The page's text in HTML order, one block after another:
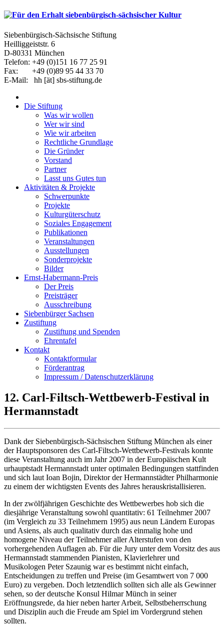
Siebenbürgisch-Sächsische Stiftung
Heilliggeiststr. 6
D-80331 München
Telefon: +49 (0)151 16 77 25 91
Fax: +49 (0)89 95 44 33 70
E-Mail: hh [ät] sbs-stiftung.de
Die Stiftung
Was wir wollen
Wer wir sind
Wie wir arbeiten
Rechtliche Grundlage
Die Gründer
Vorstand
Partner
Lasst uns Gutes tun
Aktivitäten & Projekte
Schwerpunkte
Projekte
Kulturgüterschutz
Soziales Engagement
Publikationen
Veranstaltungen
Ausstellungen
Sonderprojekte
Bilder
Ernst-Habermann-Preis
Der Preis
Preisträger
Ausschreibung
Siebenbürger Sachsen
Zustiftung
Zustiftung und Spenden
Ehrentafel
Kontakt
Kontaktformular
Förderantrag
Impressum / Datenschutzerklärung
12. Carl-Filtsch-Wettbewerb-Festival in
Hermannstadt
Dank der Siebenbürgisch-Sächsischen Stiftung München als einer
der Hauptsponsoren des Carl-Filtsch-Wettbewerb-Festivals konnte
diese Veranstaltung auch im Jahr 2007 in der Europäischen Kult
urhauptstadt Hermannstadt unter optimalen Bedingungen stattfinden
und sich laut Ioan Bojin, Direktor der Hermannstädter Philharmonie
zu einem der wichtigsten Events des Jahres herauskristallisieren.
In der zwölfjährigen Geschichte des Wettbewerbes hob sich die
diesjährige Veranstaltung sowohl quantitativ: 61 Teilnehmer 2007
(im Vergleich zu 33 Teilnehmern 1995) aus neun Ländern Europas
und Asiens, als auch qualitativ durch das einmalig hohe und
homogene Niveau der Teilnehmer aller Alterstufen von den
vorhergehenden Auflagen ab. Für die Jury unter dem Vorsitz des aus
Hermannstadt stammenden Pianisten, Klavierlehrer und
Musikologen Peter Szaunig war es bestimmt nicht einfach,
Entscheidungen zu treffen und Preise (im Gesamtwert von 7 000
Euro) zu vergeben. Doch letztendlich sollten sich alle als Gewinner
sehen, so der deutsche Konsul Hilmar Münch in seiner
Eröffnungsrede, da hier neben harter Arbeit, Selbstbeherrschung
und Disziplin auch die Freude am Spiel im Vordergrund stehen
sollten.